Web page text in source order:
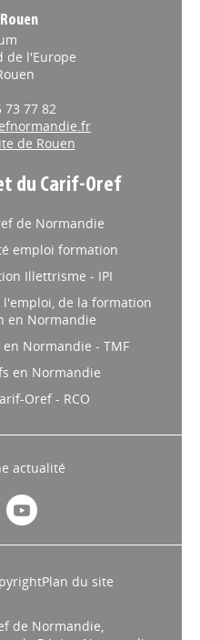
de l'Europe
73 77 82
de Rouen
du Carif-Oref
de Normandie
emploi formation
Illettrisme - IPI
de la formation
en Normandie
Normandie - TMF
en Normandie
Oref - RCO
actualité
Plan du site
de Normandie,